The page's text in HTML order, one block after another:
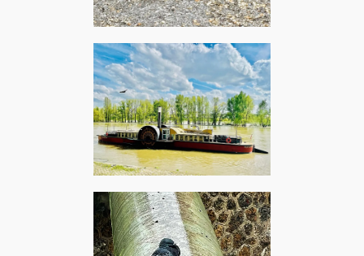
Brighton, août 2019 –
Charlie Parker & Chet Baker
: The squirrel
Orléans, avril 2024 – Louis
Armstrong : The Mardi Gras
March